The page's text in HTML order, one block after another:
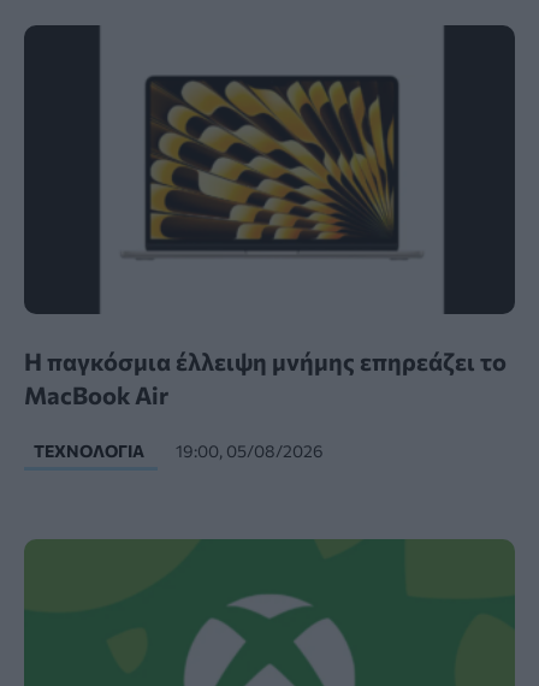
Η παγκόσμια έλλειψη μνήμης επηρεάζει το
MacBook Air
ΤΕΧΝΟΛΟΓΊΑ 19:00, 05/08/2026